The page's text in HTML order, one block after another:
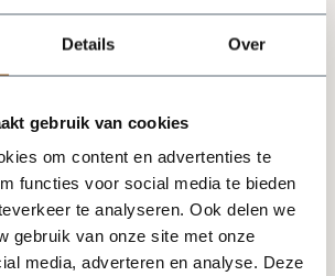
Details Over
gebruik van cookies
om content en advertenties te
functies voor social media te bieden
te analyseren. Ook delen we
gebruik van onze site met onze
media, adverteren en analyse. Deze
cm
werkdagen
Ares L 66x66x90 cm
Off-White